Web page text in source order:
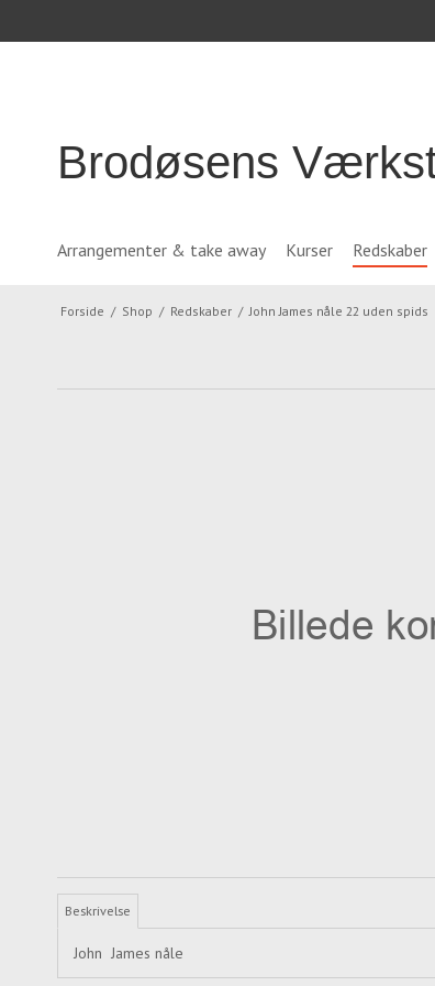
Brodøsens
Arrangementer & take away Kurser Redskaber
Forside / Shop / Redskaber / John James nåle 22 uden spids
Beskrivelse
John James nåle